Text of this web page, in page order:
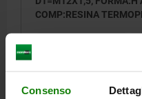
Consenso
COMP:RESINA
CORSA S=6
SW=19 F X